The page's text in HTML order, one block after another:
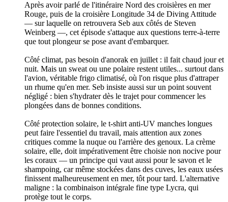
Après avoir parlé de l'itinéraire Nord des croisières en mer
Rouge, puis de la croisière Longitude 34 de Diving Attitude
— sur laquelle on retrouvera Seb aux côtés de Steven
Weinberg —, cet épisode s'attaque aux questions terre-à-terre
que tout plongeur se pose avant d'embarquer.
Côté climat, pas besoin d'anorak en juillet : il fait chaud jour et
nuit. Mais un sweat ou une polaire restent utiles... surtout dans
l'avion, véritable frigo climatisé, où l'on risque plus d'attraper
un rhume qu'en mer. Seb insiste aussi sur un point souvent
négligé : bien s'hydrater dès le trajet pour commencer les
plongées dans de bonnes conditions.
Côté protection solaire, le t-shirt anti-UV manches longues
peut faire l'essentiel du travail, mais attention aux zones
critiques comme la nuque ou l'arrière des genoux. La crème
solaire, elle, doit impérativement être choisie non nocive pour
les coraux — un principe qui vaut aussi pour le savon et le
shampoing, car même stockées dans des cuves, les eaux usées
finissent malheureusement en mer, tôt pour tard. L'alternative
maligne : la combinaison intégrale fine type Lycra, qui
protège tout le corps.